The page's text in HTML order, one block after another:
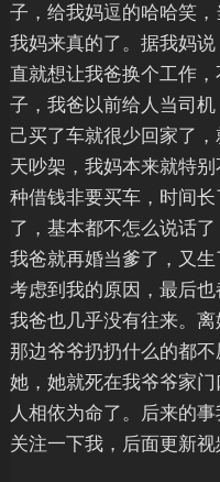
子，给我妈逗的哈哈笑
我妈来真的了。据我妈
直就想让我爸换个工作
子，我爸以前给人当司
己买了车就很少回家了
天吵架，我妈本来就特
种借钱非要买车，时间
了，基本都不怎么说话
我爸就再婚当爹了，又
考虑到我的原因，最后
我爸也几乎没有往来。
那边爷爷扔扔什么的都
她，她就死在我爷爷家
人相依为命了。后来的
关注一下我，后面更新视